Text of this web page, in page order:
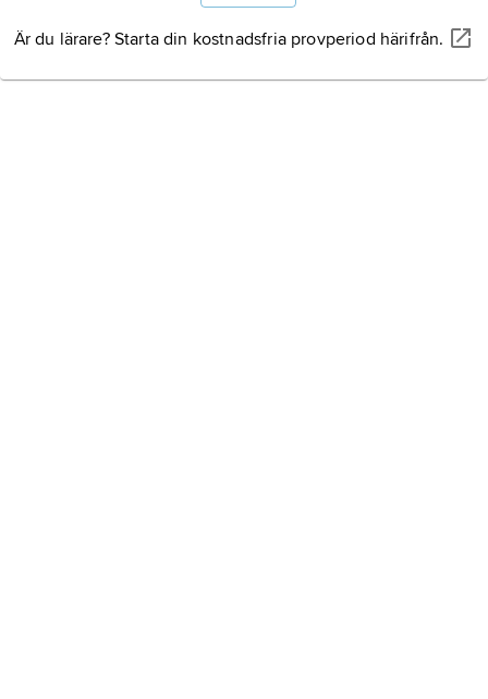
Är du lärare? Starta din kostnadsfria provperiod härifrån.